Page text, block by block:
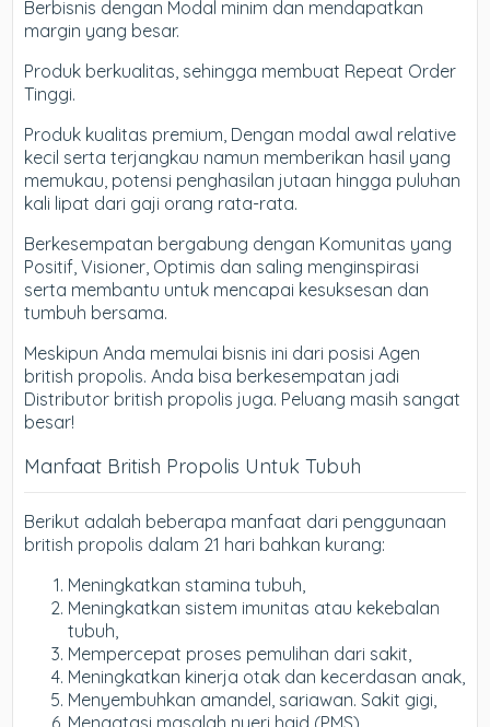
Berbisnis dengan Modal minim dan mendapatkan
margin yang besar.
Produk berkualitas, sehingga membuat Repeat Order
Tinggi.
Produk kualitas premium, Dengan modal awal relative
kecil serta terjangkau namun memberikan hasil yang
memukau, potensi penghasilan jutaan hingga puluhan
kali lipat dari gaji orang rata-rata.
Berkesempatan bergabung dengan Komunitas yang
Positif, Visioner, Optimis dan saling menginspirasi
serta membantu untuk mencapai kesuksesan dan
tumbuh bersama.
Meskipun Anda memulai bisnis ini dari posisi Agen
british propolis. Anda bisa berkesempatan jadi
Distributor british propolis juga. Peluang masih sangat
besar!
Manfaat British Propolis Untuk Tubuh
Berikut adalah beberapa manfaat dari penggunaan
british propolis dalam 21 hari bahkan kurang:
Meningkatkan stamina tubuh,
Meningkatkan sistem imunitas atau kekebalan
tubuh,
Mempercepat proses pemulihan dari sakit,
Meningkatkan kinerja otak dan kecerdasan anak,
Menyembuhkan amandel, sariawan. Sakit gigi,